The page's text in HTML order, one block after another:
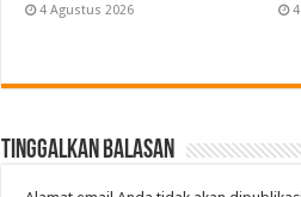
4 Agustus 2026
Tinggalkan Balasan